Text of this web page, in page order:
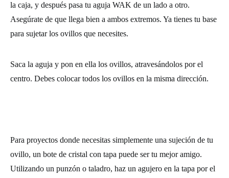
la caja, y después pasa tu aguja WAK de un lado a otro.
Asegúrate de que llega bien a ambos extremos. Ya tienes tu base
para sujetar los ovillos que necesites.
Saca la aguja y pon en ella los ovillos, atravesándolos por el
centro. Debes colocar todos los ovillos en la misma dirección.
Para proyectos donde necesitas simplemente una sujeción de tu
ovillo, un bote de cristal con tapa puede ser tu mejor amigo.
Utilizando un punzón o taladro, haz un agujero en la tapa por el